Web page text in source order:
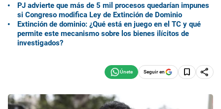
PJ advierte que más de 5 mil procesos quedarían impunes
si Congreso modifica Ley de Extinción de Dominio
Extinción de dominio: ¿Qué está en juego en el TC y qué
permite este mecanismo sobre los bienes ilícitos de
investigados?
Seguir en